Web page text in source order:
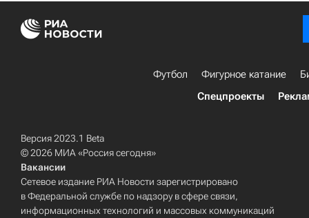
Футбол Фигурное катание
Спецпроекты
Версия 2023.1 Beta
© 2026 МИА «Россия сегодня»
Вакансии
Сетевое издание РИА Новости зарегистрировано
в Федеральной службе по надзору в сфере связи,
информационных технологий и массовых коммуникаций